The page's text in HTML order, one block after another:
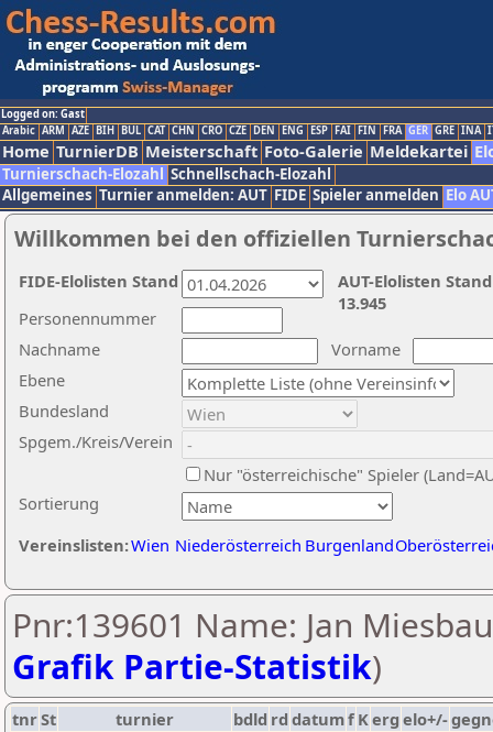
Logged on: Gast
Arabic ARM AZE BIH BUL CAT CHN CRO CZE DEN ENG ESP FAI FIN FRA GER GRE INA
Home TurnierDB Meisterschaft Foto-Galerie Meldekartei
Turnierschach-Elozahl Schnellschach-Elozahl
Allgemeines Turnier anmelden: AUT FIDE Spieler anmelden Elo
Willkommen bei den offiziellen
Nachname
Vorname
Ebene
Sortierung
Personennummer
Bundesland
Spgem./Kreis/Verein
Nur "österreichische" Spieler
Vereinslisten:Wien Niederösterreich Burgenland
AUT-Elolisten
13.945
FIDE-Elolisten Stand
Pnr:139601 Name: Jan
Grafik Partie-Statistik)
tnrSt turnier bdld rd datumf Kerg elo+/-